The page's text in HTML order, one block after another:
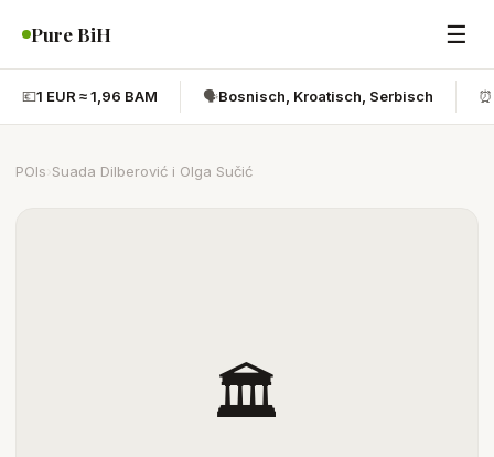
Pure BiH ☰
💶1 EUR ≈ 1,96 BAM 🗣️Bosnisch, Kroatisch, Serbisch ⏰
POIs Suada Dilberović i Olga Sučić
🏛️